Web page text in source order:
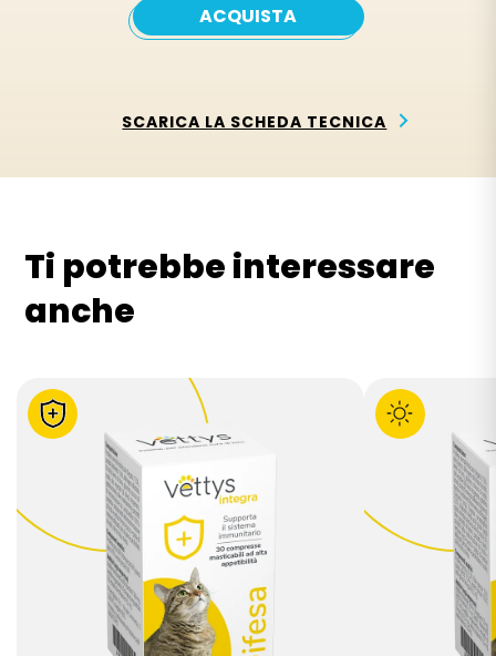
ACQUISTA
SCARICA LA SCHEDA TECNICA
Ti potrebbe interessare
anche